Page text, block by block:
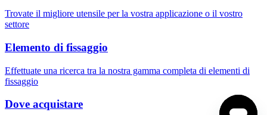
Trovate il migliore utensile per la vostra applicazione o il vostro
settore
Elemento di fissaggio
Effettuate una ricerca tra la nostra gamma completa di elementi di
fissaggio
Dove acquistare